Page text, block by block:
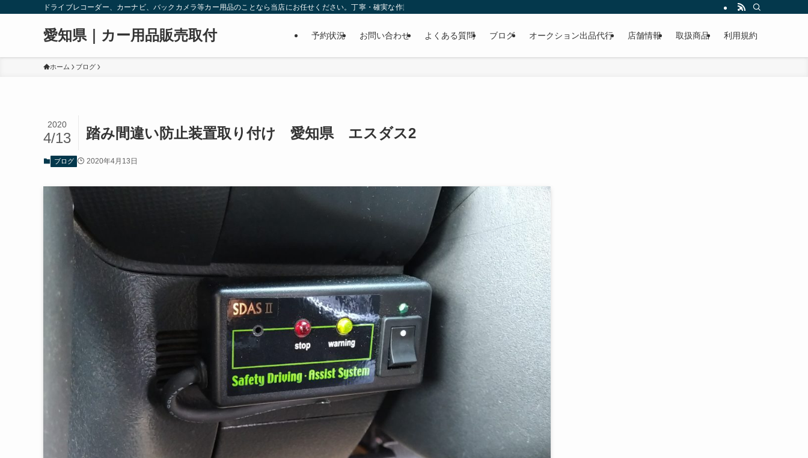
ドライブレコーダー、カーナビ、バックカメラ等カー用品のことなら当店にお任せください。丁寧・確実な作業で個人様だけでなくディーラーの外注作業もこなしています。出張対応、代車完備、見積り無料です。気軽にお問い合
愛知県｜カー用品販売取付 予約状況 お問い合わせ よくある質問 ブログ オークション出品代行 店舗情報 取扱商品 利用規約
ホーム ブログ
踏み間違い防止装置取り付け 愛知県 エスダス2
2020
4/13
ブログ 2020年4月13日